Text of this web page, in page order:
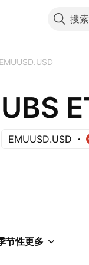
搜索
EMUUSD.USD
EMUUSD.USD
节性更多